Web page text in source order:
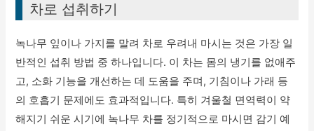
차로 섭취하기
녹나무 잎이나 가지를 말려 차로 우려내 마시는 것은 가장 일
반적인 섭취 방법 중 하나입니다. 이 차는 몸의 냉기를 없애주
고, 소화 기능을 개선하는 데 도움을 주며, 기침이나 가래 등
의 호흡기 문제에도 효과적입니다. 특히 겨울철 면역력이 약
해지기 쉬운 시기에 녹나무 차를 정기적으로 마시면 감기 예